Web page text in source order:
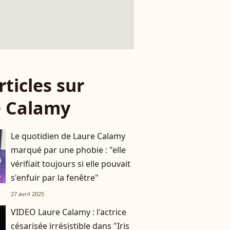
sur
Calamy
Le quotidien de Laure Calamy
marqué par une phobie : "elle
vérifiait toujours si elle pouvait
s'enfuir par la fenêtre"
27 avril 2025
VIDEO Laure Calamy : l'actrice
césarisée irrésistible dans "Iris